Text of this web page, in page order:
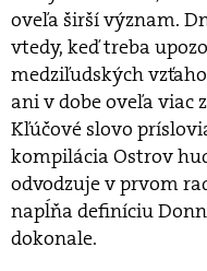
oveľa širší význam.
vtedy, keď treba
medziľudských
ani v dobe oveľa viac
Kľúčové slovo
kompilácia Ostrov
odvodzuje v prvom
napĺňa definíciu
dokonale.